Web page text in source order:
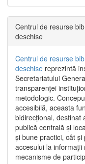
Centrul de resurse
deschise
Centrul de resurse
deschise reprezintă
Secretariatului
transparenței
metodologic.
accesibilă, aceasta
bidirecțional, destinat
publică centrală și
și bune practici, cât
accesului la
mecanisme de